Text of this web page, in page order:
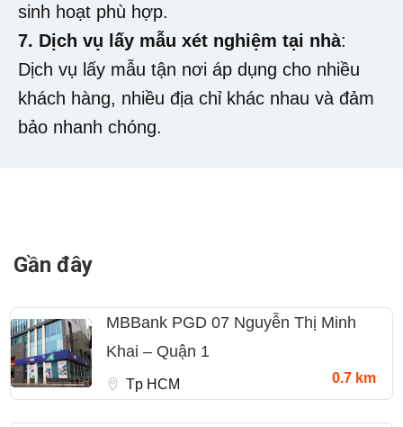
sinh hoạt phù hợp.
7. Dịch vụ lấy mẫu xét nghiệm tại nhà:
Dịch vụ lấy mẫu tận nơi áp dụng cho nhiều
khách hàng, nhiều địa chỉ khác nhau và đảm
bảo nhanh chóng.
Gần đây
MBBank PGD 07 Nguyễn Thị Minh
Khai – Quận 1
Tp HCM 0.7 km